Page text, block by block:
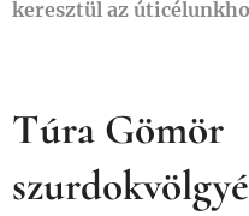
keresztül az
Túra Gömör